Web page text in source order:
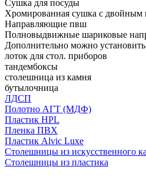
Сушка для посуды
Хромированная сушка с двойным
Направляющие пвш
Полновыдвижные шариковые
Дополнительно можно установить
лоток для стол. приборов
тандембоксы
столешница из камня
бутылочница
ЛДСП
Полотно АГТ (МДФ)
Пластик HPL
Пленка ПВХ
Пластик Alvic Luxe
Столешницы из искусственного
Столешницы из пластика